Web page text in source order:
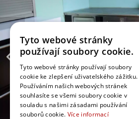
Tyto webové stránky
používají soubory cookie.
Tyto webové stránky používají soubory
cookie ke zlepšení uživatelského zážitku.
Používáním našich webových stránek
souhlasíte se všemi soubory cookie v
souladu s našimi zásadami používání
souborů cookie. Více informací